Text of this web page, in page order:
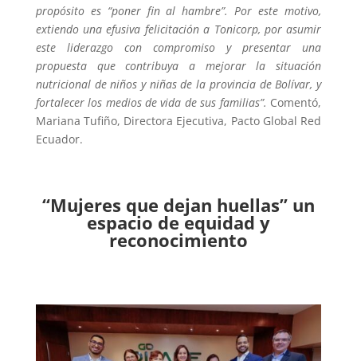
propósito es “poner fin al hambre”. Por este motivo,
extiendo una efusiva felicitación a Tonicorp, por asumir
este liderazgo con compromiso y presentar una
propuesta que contribuya a mejorar la situación
nutricional de niños y niñas de la provincia de Bolívar, y
fortalecer los medios de vida de sus familias”. Comentó,
Mariana Tufiño, Directora Ejecutiva, Pacto Global Red
Ecuador.
“Mujeres que dejan huellas” un
espacio de equidad y
reconocimiento